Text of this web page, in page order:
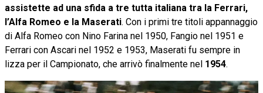
assistette ad una sfida a tre tutta italiana tra la Ferrari,
l’Alfa Romeo e la Maserati. Con i primi tre titoli appannaggio
di Alfa Romeo con Nino Farina nel 1950, Fangio nel 1951 e
Ferrari con Ascari nel 1952 e 1953, Maserati fu sempre in
lizza per il Campionato, che arrivò finalmente nel 1954.